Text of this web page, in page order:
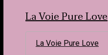
La Voie Pure Love
La Voie Pure Love